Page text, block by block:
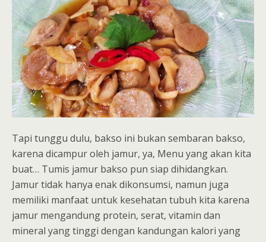
Tapi tunggu dulu, bakso ini bukan sembaran bakso,
karena dicampur oleh jamur, ya, Menu yang akan kita
buat… Tumis jamur bakso pun siap dihidangkan.
Jamur tidak hanya enak dikonsumsi, namun juga
memiliki manfaat untuk kesehatan tubuh kita karena
jamur mengandung protein, serat, vitamin dan
mineral yang tinggi dengan kandungan kalori yang